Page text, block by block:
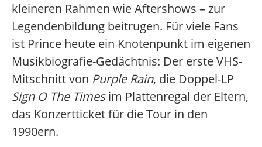
kleineren Rahmen wie Aftershows – zur
Legendenbildung beitrugen. Für viele Fans
ist Prince heute ein Knotenpunkt im eigenen
Musikbiografie-Gedächtnis: Der erste VHS-
Mitschnitt von Purple Rain, die Doppel-LP
Sign O The Timesim Plattenregal der Eltern,
das Konzertticket für die Tour in den
1990ern.